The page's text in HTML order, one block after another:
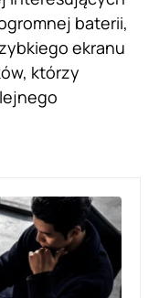
baterii,
ekranu
którzy